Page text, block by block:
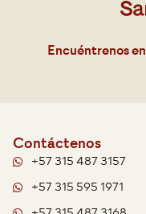
Encuéntrenos en
Contáctenos
+57 315 487 3157
+57 315 595 1971